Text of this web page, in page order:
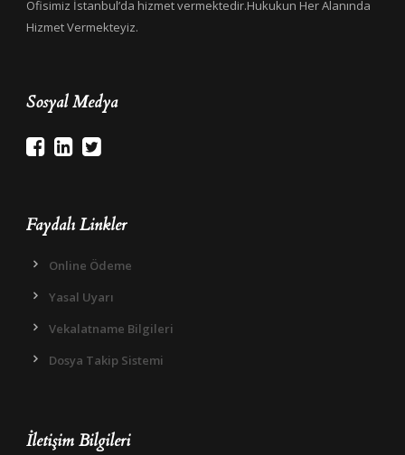
Ofisimiz İstanbul’da hizmet vermektedir.Hukukun Her Alanında
Hizmet Vermekteyiz.
Sosyal Medya
Faydalı Linkler
Online Ödeme
Yasal Uyarı
Vekalatname Bilgileri
Dosya Takip Sistemi
İletişim Bilgileri